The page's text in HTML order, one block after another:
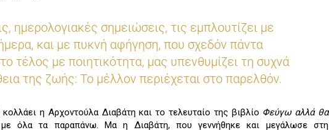
ημερολογιακές σημειώσεις, τις εμπλουτίζει με
και με πυκνή αφήγηση, που σχεδόν πάντα
τέλος με ποιητικότητα, μας υπενθυμίζει τη συχνά
της ζωής: Το μέλλον περιέχεται στο παρελθόν.
η Αρχοντούλα Διαβάτη και το τελευταίο της βιβλίο Φεύγω αλλά θα
όλα τα παραπάνω. Μα η Διαβάτη, που γεννήθηκε και μεγάλωσε στη